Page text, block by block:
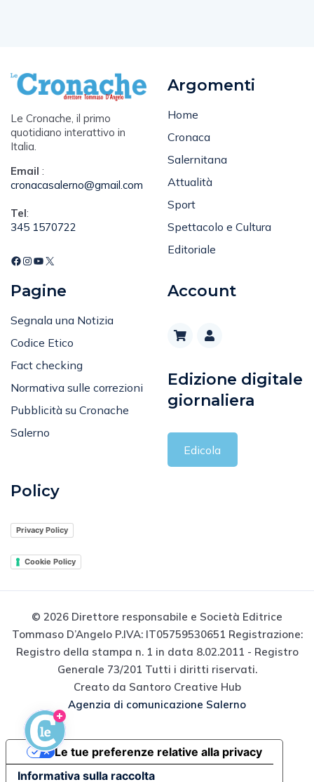
Le Cronache, il primo
quotidiano interattivo in
Italia.
Email :
cronacasalerno@gmail.com
Tel:
345 1570722
Argomenti
Home
Cronaca
Salernitana
Attualità
Sport
Spettacolo e Cultura
Editoriale
Pagine
Segnala una Notizia
Codice Etico
Fact checking
Normativa sulle correzioni
Pubblicità su Cronache
Salerno
Account
Edizione digitale
giornaliera
Edicola
Policy
Privacy Policy
Cookie Policy
© 2026 Direttore responsabile e Società Editrice
Tommaso D’Angelo P.IVA: IT05759530651 Registrazione:
Registro della stampa n. 1 in data 8.02.2011 - Registro
Generale 73/201 Tutti i diritti riservati.
Creato da Santoro Creative Hub
Agenzia di comunicazione Salerno
Informativa sulla raccolta
Le tue preferenze relative alla privacy